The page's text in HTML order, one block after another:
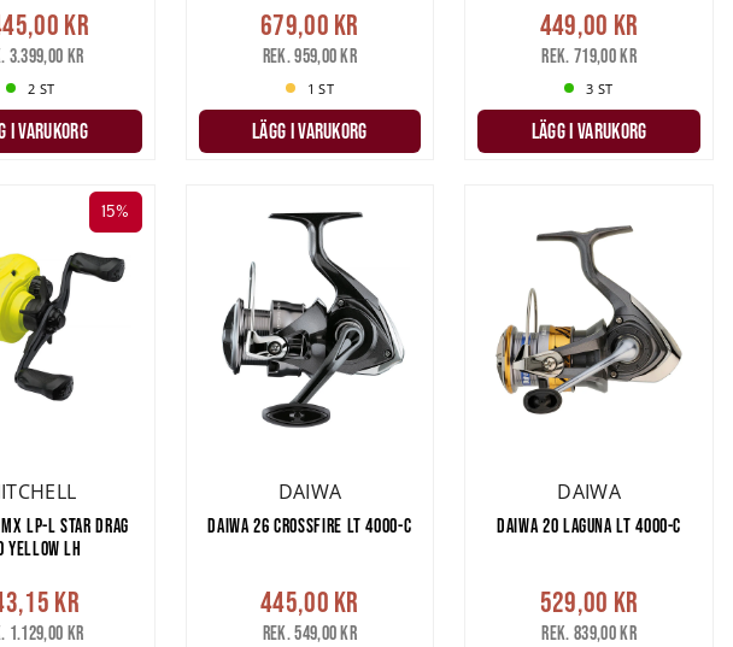
kr
3.399,00 kr
2 ST
I VARUKORG
679,00 kr
Rek. 959,00 kr
1 ST
LÄGG I VARUKORG
449,00 kr
Rek. 719,00 kr
3 ST
LÄGG I VARUKORG
LP-L STAR DRAG
YELLOW LH
kr
1.129,00 kr
15%
DAIWA
DAIWA 26 CROSSFIRE LT 4000-C
445,00 kr
Rek. 549,00 kr
DAIWA
DAIWA 20 LAGUNA LT 4000-C
529,00 kr
Rek. 839,00 kr